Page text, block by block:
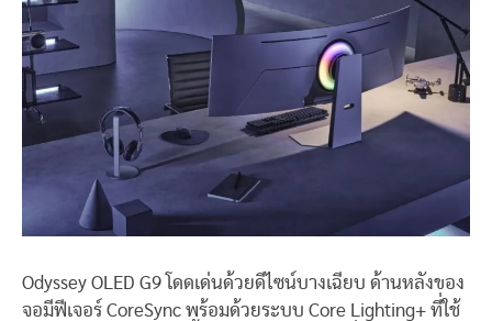
Odyssey OLED G9 โดดเด่นด้วยดีไซน์บางเฉียบ ด้านหลังของ
จอมีฟีเจอร์ CoreSync พร้อมด้วยระบบ Core Lighting+ ที่ใช้